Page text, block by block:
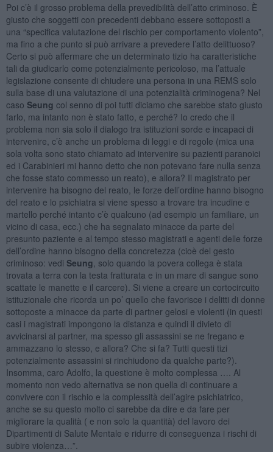
Poi c’è il grosso problema della prevedibilità dell’atto criminoso. È
giusto che soggetti con precedenti debbano essere sottoposti a
una “specifica valutazione del rischio per comportamento violento”,
ma fino a che punto si può arrivare a prevedere l’atto delittuoso?
Certo si può affermare che un determinato tizio ha caratteristiche
tali da giudicarlo come potenzialmente pericoloso, ma l’attuale
legislazione consente di chiudere una persona in una REMS solo
sulla base di una valutazione di una potenzialità criminogena? Nel
caso Seung col senno di poi tutti diciamo che sarebbe stato giusto
farlo, ma intanto non è stato fatto, e perché? Io credo che il
problema non sia solo il dialogo tra istituzioni sorde e incapaci di
intervenire, c’è anche un problema di leggi e di regole (mica una
sola volta sono stato chiamato ad intervenire su pazienti paranoici
ed i Carabinieri mi hanno detto che non potevano fare nulla senza
che fosse stato commesso un reato), e allora? Il magistrato per
intervenire ha bisogno del reato, le forze dell’ordine hanno bisogno
del reato e lo psichiatra si viene spesso a trovare tra incudine e
martello perché intanto c’è qualcuno (ad esempio un familiare, un
vicino di casa, ecc.) che ha segnalato minacce da parte del
presunto paziente e al tempo stesso magistrati e agenti delle forze
dell’ordine hanno bisogno della concretezza (cioè del gesto
criminoso: vedi Seung , solo quando la povera collega è stata
trovata a terra con la testa fratturata e in un mare di sangue sono
scattate le manette e il carcere). Si viene a creare un cortocircuito
istituzionale che ricorda un po’ quello che favorisce i delitti di donne
sottoposte a minacce da parte di partner gelosi e violenti (in questi
casi i magistrati impongono la distanza e quindi il divieto di
avvicinarsi al partner, ma spesso gli assassini se ne fregano e
ammazzano lo stesso, e allora? Che si fa? Tutti questi tizi
potenzialmente assassini si rinchiudono da qualche parte?).
Insomma, caro Adolfo, la questione è molto complessa …. Al
momento non vedo alternativa se non quella di continuare a
convivere con il rischio e la complessità dell’agire psichiatrico,
anche se su questo molto ci sarebbe da dire e da fare per
migliorare la qualità ( e non solo la quantità) del lavoro dei
Dipartimenti di Salute Mentale e ridurre di conseguenza i rischi di
subire violenza…”.